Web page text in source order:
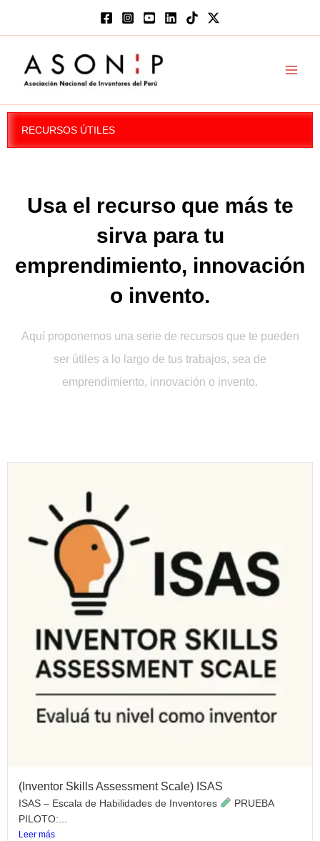
contenido
RECURSOS ÚTILES
Usa el recurso que más te
sirva para tu
emprendimiento, innovación
o invento.
Aquí proponemos una serie de recursos que te pueden
ser útiles a lo largo de tus trabajos, sea de
emprendimiento, innovación o invento.
(Inventor Skills Assessment Scale) ISAS
ISAS – Escala de Habilidades de Inventores
PRUEBA
PILOTO:...
Leer más